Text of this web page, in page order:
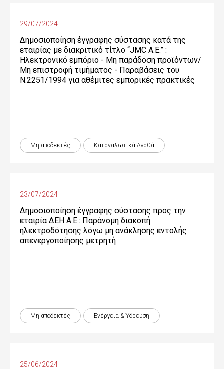
29/07/2024
Δημοσιοποίηση έγγραφης σύστασης κατά της
εταιρίας με διακριτικό τίτλο “JMC Α.Ε.” :
Ηλεκτρονικό εμπόριο - Μη παράδοση προϊόντων/
Μη επιστροφή τιμήματος - Παραβάσεις του
Ν.2251/1994 για αθέμιτες εμπορικές πρακτικές
Μη αποδεκτές Καταναλωτικά Αγαθά
23/07/2024
Δημοσιοποίηση έγγραφης σύστασης προς την
εταιρία ΔΕΗ Α.Ε.: Παράνομη διακοπή
ηλεκτροδότησης λόγω μη ανάκλησης εντολής
απενεργοποίησης μετρητή
Μη αποδεκτές Ενέργεια & Ύδρευση
25/06/2024